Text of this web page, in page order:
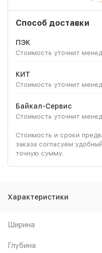
Способ доставки
ПЭК
Стоимость уточнит
КИТ
Стоимость уточнит
Байкал-Сервис
Стоимость уточнит
Стоимость и сроки
заказа согласуем
точную сумму.
Характеристики
Ширина
Глубина